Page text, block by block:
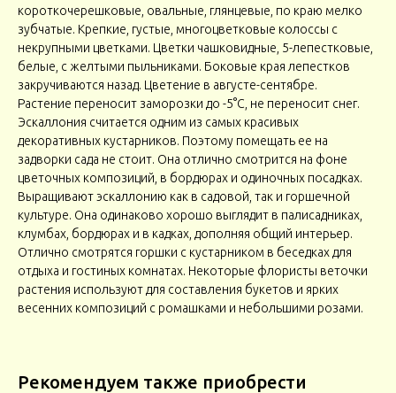
короткочерешковые, овальные, глянцевые, по краю мелко
зубчатые. Крепкие, густые, многоцветковые колоссы с
некрупными цветками. Цветки чашковидные, 5-лепестковые,
белые, с желтыми пыльниками. Боковые края лепестков
закручиваются назад. Цветение в августе-сентябре.
Растение переносит заморозки до -5°С, не переносит снег.
Эскаллония считается одним из самых красивых
декоративных кустарников. Поэтому помещать ее на
задворки сада не стоит. Она отлично смотрится на фоне
цветочных композиций, в бордюрах и одиночных посадках.
Выращивают эскаллонию как в садовой, так и горшечной
культуре. Она одинаково хорошо выглядит в палисадниках,
клумбах, бордюрах и в кадках, дополняя общий интерьер.
Отлично смотрятся горшки с кустарником в беседках для
отдыха и гостиных комнатах. Некоторые флористы веточки
растения используют для составления букетов и ярких
весенних композиций с ромашками и небольшими розами.
Рекомендуем также приобрести